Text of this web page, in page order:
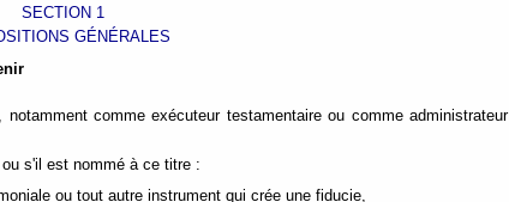
SECTION 1
GÉNÉRALES
comme exécuteur testamentaire ou comme administrateur
s'il est nommé à ce titre :
ou tout autre instrument qui crée une fiducie,